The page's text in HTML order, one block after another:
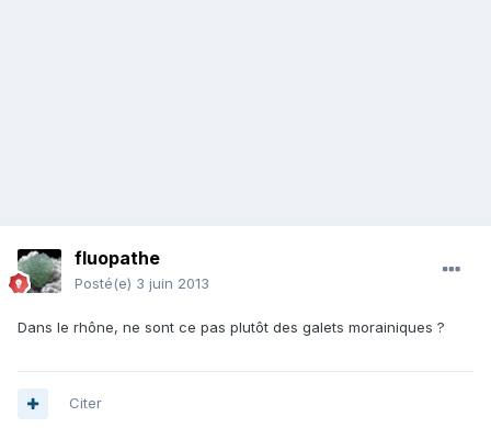
fluopathe
Posté(e) 3 juin 2013
Dans le rhône, ne sont ce pas plutôt des galets morainiques ?
Citer